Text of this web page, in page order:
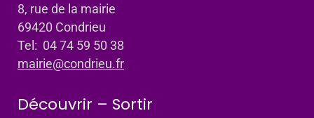
8, rue de la mairie
69420 Condrieu
Tel: 04 74 59 50 38
mairie@condrieu.fr
Découvrir – Sortir